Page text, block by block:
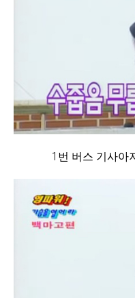
1번 버스 기사아